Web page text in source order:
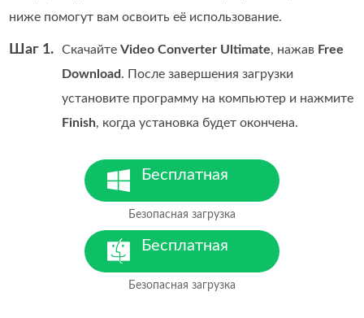
ниже помогут вам освоить её использование.
Шаг 1. СкачайтеVideo Converter Ultimate, нажав Free
Download . После завершения загрузки
установите программу на компьютер и нажмите
Finish, когда установка будет окончена.
Бесплатная
загрузка
Для Windows 7 или более
Безопасная загрузка
Бесплатная
загрузка
Для MacOS 10.7 или более
Безопасная загрузка